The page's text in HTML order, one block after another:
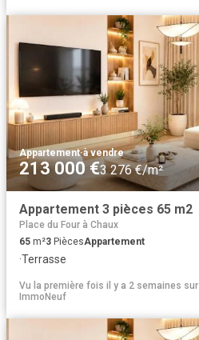
Appartement·à vendre
213 000 €3 276 €/m²
Appartement 3 pièces 65 m2
Place du Four à Chaux
65 m²3 PiècesAppartement
·Terrasse
Vu la première fois il y a 2 semaines sur
ImmoNeuf